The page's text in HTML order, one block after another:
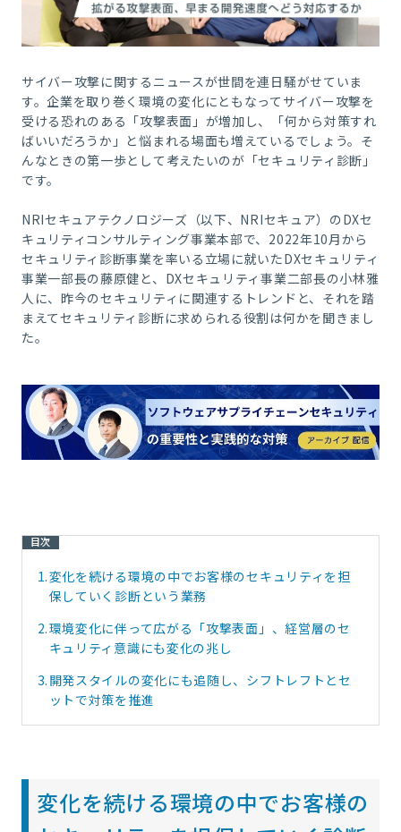
サイバー攻撃に関するニュースが世間を連日騒がせていま
す。企業を取り巻く環境の変化にともなってサイバー攻撃を
受ける恐れのある「攻撃表面」が増加し、「何から対策すれ
ばいいだろうか」と悩まれる場面も増えているでしょう。そ
んなときの第一歩として考えたいのが「セキュリティ診断」
です。
NRIセキュアテクノロジーズ（以下、NRIセキュア）のDXセ
キュリティコンサルティング事業本部で、2022年10月から
セキュリティ診断事業を率いる立場に就いたDXセキュリティ
事業一部長の藤原健と、DXセキュリティ事業二部長の小林雅
人に、昨今のセキュリティに関連するトレンドと、それを踏
まえてセキュリティ診断に求められる役割は何かを聞きまし
た。
目次
1.変化を続ける環境の中でお客様のセキュリティを担
保していく診断という業務
2.環境変化に伴って広がる「攻撃表面」、経営層のセ
キュリティ意識にも変化の兆し
3. 開発スタイルの変化にも追随し、シフトレフトとセ
ットで対策を推進
変化を続ける環境の中でお客様の